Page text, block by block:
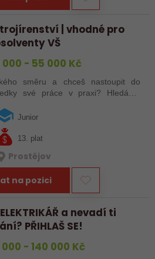
| vhodné pro
VŠ
000 - 55 000 Kč
směru a chceš nastoupit do
své práce v praxi? Hledáme
na…
Junior
13. plat
Prostějov
na pozici
a nevadí ti
PŘIHLAŠ SE!
000 - 140 000 Kč